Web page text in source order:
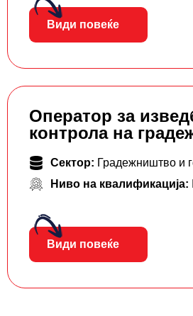
Види повеќе
Оператор за
контрола на
Сектор: Градежништво и
Ниво на квалификација:
Види повеќе